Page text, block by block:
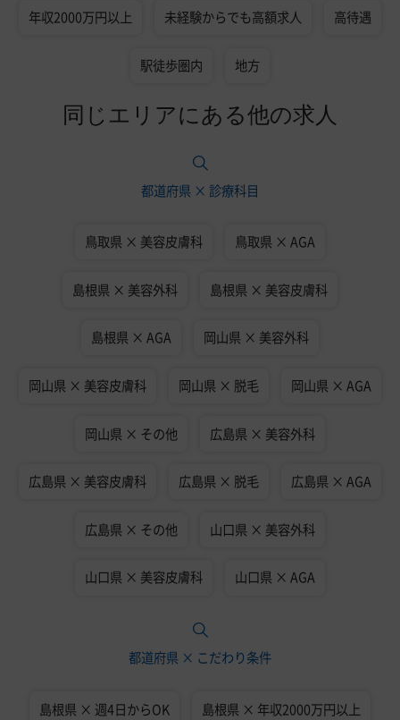
年収2000万円以上 未経験からでも高額求人 高待遇
駅徒歩圏内 地方
同じエリアにある他の求人
都道府県 × 診療科目
鳥取県 × 美容皮膚科 鳥取県 × AGA
島根県 × 美容外科 島根県 × 美容皮膚科
島根県 × AGA 岡山県 × 美容外科
岡山県 × 美容皮膚科 岡山県 × 脱毛 岡山県 × AGA
岡山県 × その他 広島県 × 美容外科
広島県 × 美容皮膚科 広島県 × 脱毛 広島県 × AGA
広島県 × その他 山口県 × 美容外科
山口県 × 美容皮膚科 山口県 × AGA
都道府県 × こだわり条件
島根県 × 週4日からOK 島根県 × 年収2000万円以上